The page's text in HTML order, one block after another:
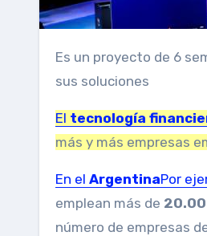
Es un proyecto de 6 semanas enfocado en escalar firmas que aplican tecnología financiera y aprovechan IA en
sus soluciones
El tecnología
más y más empresas
En el ArgentinaPor
emplean más de
número de empresas